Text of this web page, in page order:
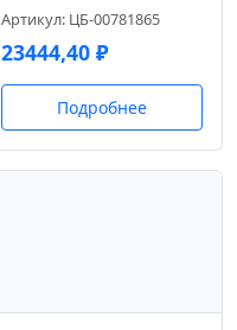
Артикул: ЦБ-00781865
23444,40 ₽
Подробнее